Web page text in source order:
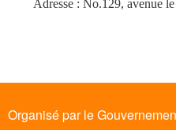
Adresse : No.129, avenue
Organisé par le